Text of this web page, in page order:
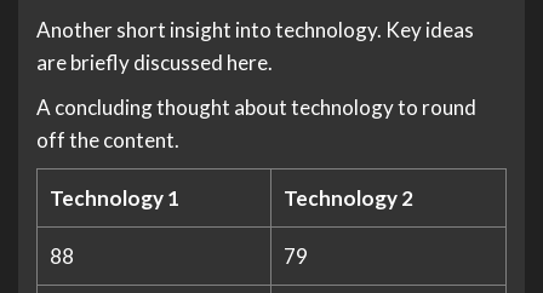
Another short insight into technology. Key ideas
are briefly discussed here.
A concluding thought about technology to round
off the content.
Technology 1 Technology 2
88 79